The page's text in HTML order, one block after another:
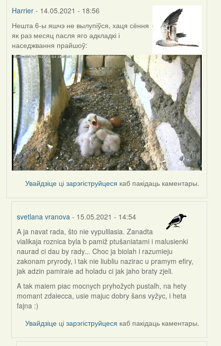
Harrier- 14.05.2021 - 18:56
Нешта 6-ы яшчэ не вылупіўся, хаця сёння
як раз месяц пасля яго адкладкі і
наседжвання прайшоў:
Увайдзіце цізарэгіструйцеся каб пакідаць каментары.
svetlana vranova - 15.05.2021 - 14:54
In
reply
to
by
Harrier
A ja navat rada, što nie vypulilasia. Zanadta
vialikaja roznica byla b pamiž ptušaniatami i malusienki
naurad ci dau by rady... Choc ja biolah i razumieju
zakonam pryrody, i tak nie liubliu nazirac u pramym efiry,
jak adzin pamiraie ad holadu ci jak jaho braty zjeli.
A tak maiem piac mocnych pryhožych pustalh, na hety
momant zdaiecca, usie majuc dobry šans vyžyc, i heta
fajna :)
Увайдзіце цізарэгіструйцеся каб пакідаць каментары.